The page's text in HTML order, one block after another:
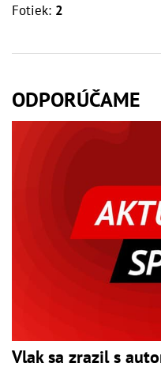
Fotiek: 2
ODPORÚČAME
Vlak sa zrazil s